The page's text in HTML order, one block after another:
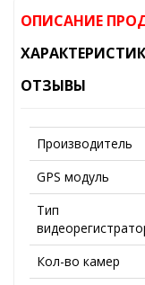
ОПИСАНИЕ
ОТЗЫВЫ
Производитель
GPS модуль
Тип
Кол-во камер